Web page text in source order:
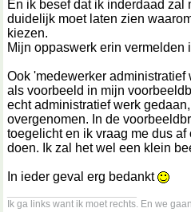
En ik besef dat ik inderdaad zal
duidelijk moet laten zien
kiezen.
Mijn oppaswerk erin vermelden
Ook 'medewerker administratief
als voorbeeld in mijn
echt administratief werk
overgenomen. In de
toegelicht en ik vraag me dus
doen. Ik zal het wel een klein
In ieder geval erg bedankt
Ik ga links want ik moet rechts. En we